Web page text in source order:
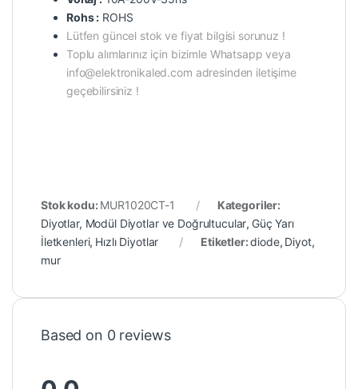
Rohs : ROHS
Lütfen güncel stok ve fiyat bilgisi sorunuz !
Toplu alımlarınız için bizimle Whatsapp veya
info@elektronikaled.com adresinden iletişime
geçebilirsiniz !
Stok kodu: MUR1020CT-1
Kategoriler:
Diyotlar, Modül Diyotlar ve Doğrultucular, Güç Yarı
İletkenleri, Hızlı Diyotlar Etiketler:diode, Diyot,
mur
Based on 0 reviews